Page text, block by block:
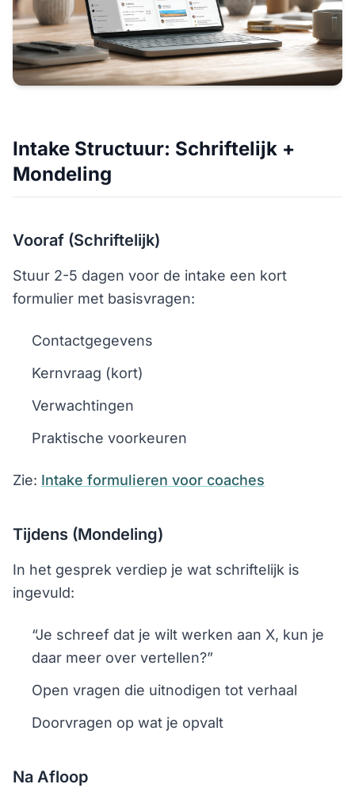
Intake Structuur: Schriftelijk +
Mondeling
Vooraf (Schriftelijk)
Stuur 2-5 dagen voor de intake een kort
formulier met basisvragen:
Contactgegevens
Kernvraag (kort)
Verwachtingen
Praktische voorkeuren
Zie: Intake formulieren voor coaches
Tijdens (Mondeling)
In het gesprek verdiep je wat schriftelijk is
ingevuld:
“Je schreef dat je wilt werken aan X, kun je
daar meer over vertellen?”
Open vragen die uitnodigen tot verhaal
Doorvragen op wat je opvalt
Na Afloop